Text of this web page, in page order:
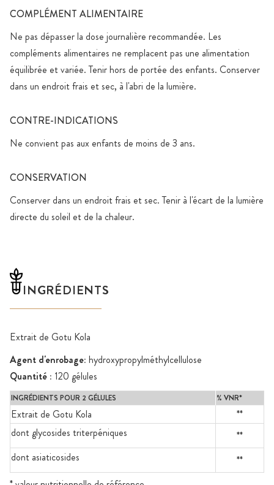
COMPLÉMENT ALIMENTAIRE
Ne pas dépasser la dose journalière recommandée. Les
compléments alimentaires ne remplacent pas une alimentation
équilibrée et variée. Tenir hors de portée des enfants. Conserver
dans un endroit frais et sec, à l'abri de la lumière.
CONTRE-INDICATIONS
Ne convient pas aux enfants de moins de 3 ans.
CONSERVATION
Conserver dans un endroit frais et sec. Tenir à l'écart de la lumière
directe du soleil et de la chaleur.
INGRÉDIENTS
Extrait de Gotu Kola
Agent d'enrobage: hydroxypropylméthylcellulose
Quantité : 120 gélules
INGRÉDIENTS POUR 2 GÉLULES % VNR*
Extrait de Gotu Kola
**
dont glycosides triterpéniques
**
dont asiaticosides
**